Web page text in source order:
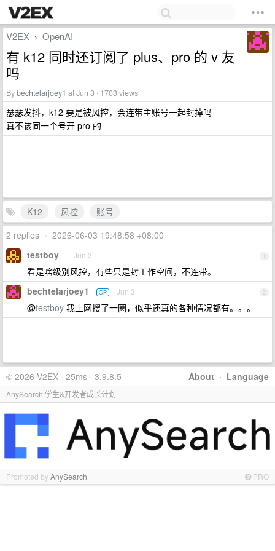
V2EX › OpenAI
有 k12 同时还订阅了 plus、pro 的 v 友
吗
Bybechtelarjoey1 at Jun 3 · 1703 views
瑟瑟发抖，k12 要是被风控，会连带主账号一起封掉吗
真不该同一个号开 pro 的
K12 风控
账号
2 replies • 2026-06-03 19:48:58 +08:00
1
testboy Jun 3
看是啥级别风控，有些只是封工作空间，不连带。
2
bechtelarjoey1 OP Jun 3
@testboy 我上网搜了一圈，似乎还真的各种情况都有。。。
About · Language
© 2026 V2EX · 25ms · 3.9.8.5
AnySearch 学生&开发者成长计划
Promoted byAnySearch PRO